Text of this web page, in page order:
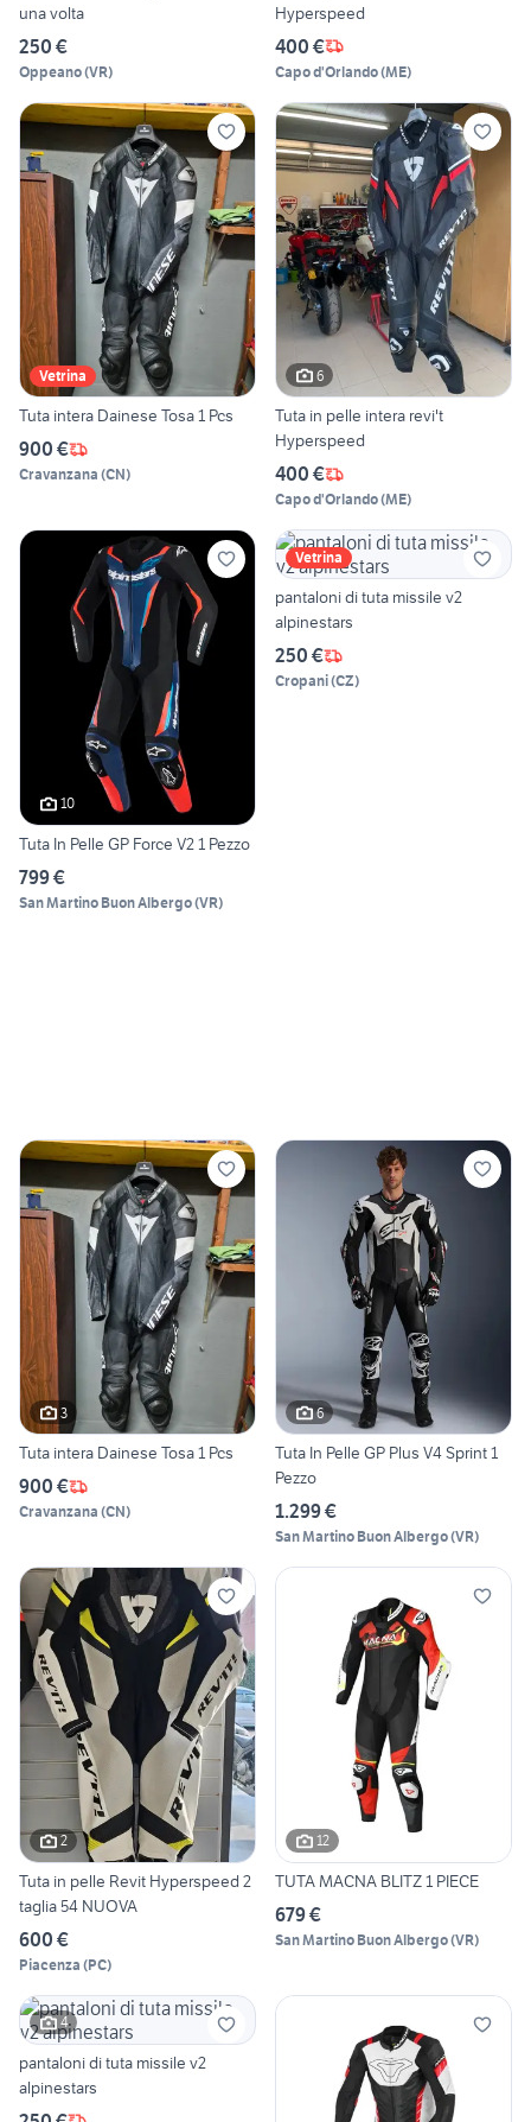
una volta
250 €
Oppeano(VR)
Hyperspeed
400 €
Capo d'Orlando(ME)
Vetrina
Tuta intera Dainese Tosa 1 Pcs
900 €
Cravanzana (CN)
6
Tuta in pelle intera revi't
Hyperspeed
400 €
Capo d'Orlando(ME)
10
Tuta In Pelle GP Force V2 1 Pezzo
799 €
San Martino Buon Albergo(VR)
Vetrina
pantaloni di tuta missile v2
alpinestars
250 €
Cropani(CZ)
3
Tuta intera Dainese Tosa 1 Pcs
900 €
Cravanzana (CN)
6
Tuta In Pelle GP Plus V4 Sprint 1
Pezzo
1.299 €
San Martino Buon Albergo(VR)
2
Tuta in pelle Revit Hyperspeed 2
taglia 54 NUOVA
600 €
Piacenza (PC)
12
TUTA MACNA BLITZ 1 PIECE
679 €
San Martino Buon Albergo(VR)
4
pantaloni di tuta missile v2
alpinestars